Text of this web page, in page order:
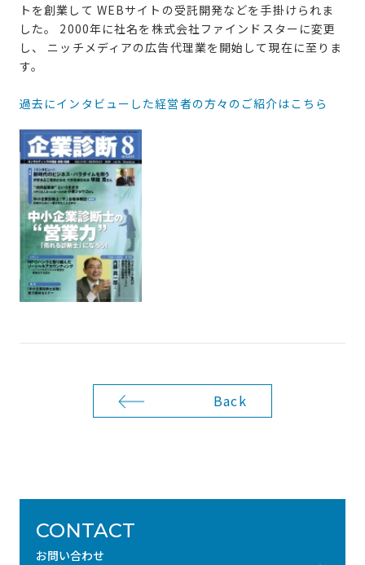
トを創業して WEBサイトの受託開発などを手掛けられま
した。 2000年に社名を株式会社ファインドスターに変更
し、 ニッチメディアの広告代理業を開始して現在に至りま
す。
過去にインタビューした経営者の方々のご紹介はこちら
Back
CONTACT
お問い合わせ